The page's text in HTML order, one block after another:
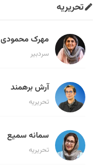
تحریریه
مهرک محمودی
سردبیر
آرش برهمند
تحریریه
سمانه سمیع
تحریریه